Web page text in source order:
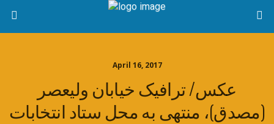
April 16, 2017
عکس/ ترافیک خیابان ولیعصر
(مصدق)، منتهی به محل ستاد انتخابات